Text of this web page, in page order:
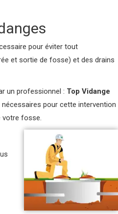
pour éviter tout
et sortie de fosse) et des drains
un professionnel : Top Vidange
pour cette intervention
votre fosse.